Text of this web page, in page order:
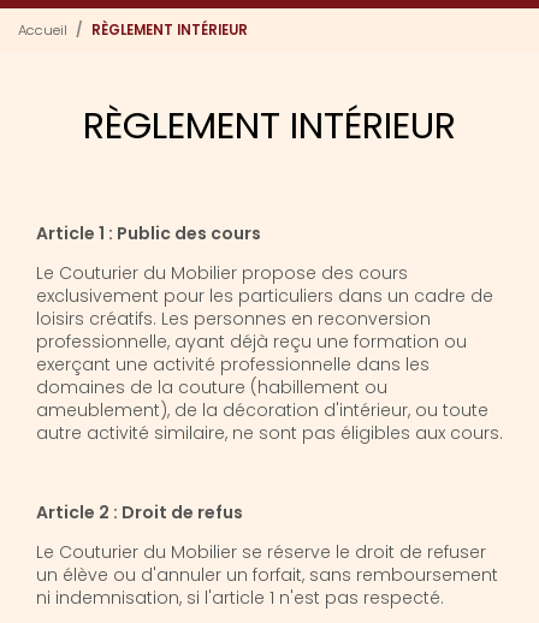
Accueil RÈGLEMENT INTÉRIEUR
RÈGLEMENT INTÉRIEUR
Article 1 : Public des cours
Le Couturier du Mobilier propose des cours
exclusivement pour les particuliers dans un cadre de
loisirs créatifs. Les personnes en reconversion
professionnelle, ayant déjà reçu une formation ou
exerçant une activité professionnelle dans les
domaines de la couture (habillement ou
ameublement), de la décoration d'intérieur, ou toute
autre activité similaire, ne sont pas éligibles aux cours.
Article 2 : Droit de refus
Le Couturier du Mobilier se réserve le droit de refuser
un élève ou d'annuler un forfait, sans remboursement
ni indemnisation, si l'article 1 n'est pas respecté.